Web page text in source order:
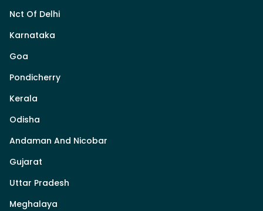
Nct Of Delhi
Karnataka
Goa
Pondicherry
Kerala
Odisha
Andaman And Nicobar
Gujarat
Uttar Pradesh
Meghalaya